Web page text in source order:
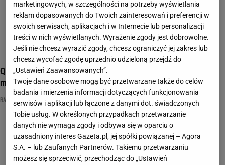
Quiz: Znasz domowe sposoby na choroby? Twoja babcia
miałaby tu 13/13
BABCINE PORADY CHOROBY NAJNOWSZE QUIZY DZISIAJ DODANE
marketingowych, w szczególności na potrzeby wyświetlania
reklam dopasowanych do Twoich zainteresowań i preferencji w
swoich serwisach, aplikacjach i w Internecie lub personalizacji
treści w nich wyświetlanych. Wyrażenie zgody jest dobrowolne.
Jeśli nie chcesz wyrazić zgody, chcesz ograniczyć jej zakres lub
chcesz wycofać zgodę uprzednio udzieloną przejdź do
„Ustawień Zaawansowanych”.
Twoje dane osobowe mogą być przetwarzane także do celów
badania i mierzenia informacji dotyczących funkcjonowania
serwisów i aplikacji lub łączone z danymi dot. świadczonych
Tobie usług. W określonych przypadkach przetwarzanie
danych nie wymaga zgody i odbywa się w oparciu o
uzasadniony interes Gazeta.pl, jej spółki powiązanej – Agora
S.A. – lub Zaufanych Partnerów. Takiemu przetwarzaniu
możesz się sprzeciwić, przechodząc do „Ustawień